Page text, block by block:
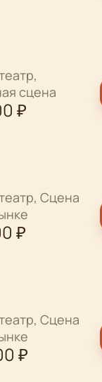
сцена
₽
Сцена
₽
Сцена
₽